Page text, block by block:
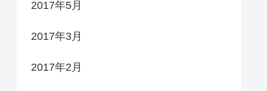
2017年5月
2017年3月
2017年2月